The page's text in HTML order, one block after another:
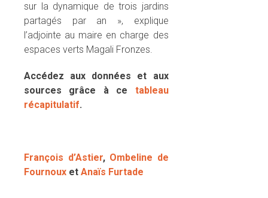
sur la dynamique de trois jardins
partagés par an », explique
l’adjointe au maire en charge des
espaces verts Magali Fronzes.
Accédez aux données et aux
sources grâce à ce tableau
récapitulatif.
François d’Astier, Ombeline de
Fournoux et Anaïs Furtade